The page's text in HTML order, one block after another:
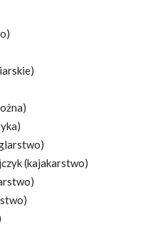
(kajakarstwo)